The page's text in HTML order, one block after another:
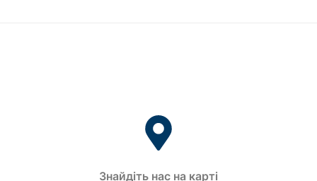
Знайдіть нас на карті